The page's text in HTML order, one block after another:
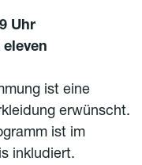
Uhr
eleven
ist eine
erwünscht.
ist im
inkludiert.